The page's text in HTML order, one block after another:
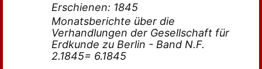
Erschienen: 1845
Monatsberichte über die
Verhandlungen der Gesellschaft für
Erdkunde zu Berlin - Band N.F.
2.1845= 6.1845